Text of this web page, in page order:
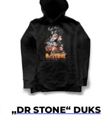
„DR STONE“ DUKS